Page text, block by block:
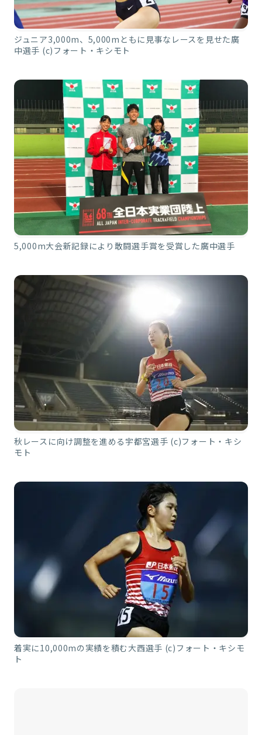
ジュニア3,000m、5,000mともに見事なレースを見せた廣
中選手 (c)フォート・キシモト
5,000m大会新記録により敢闘選手賞を受賞した廣中選手
秋レースに向け調整を進める宇都宮選手 (c)フォート・キシ
モト
着実に10,000mの実績を積む大西選手 (c)フォート・キシモ
ト